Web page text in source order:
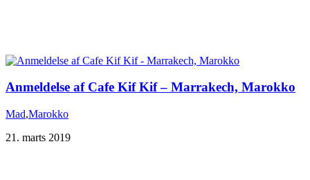
Anmeldelse af Cafe Kif Kif – Marrakech, Marokko
Mad,Marokko
21. marts 2019